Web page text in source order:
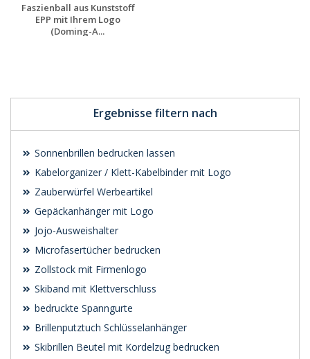
Ergebnisse filtern nach
Sonnenbrillen bedrucken lassen
Kabelorganizer / Klett-Kabelbinder mit Logo
Zauberwürfel Werbeartikel
Gepäckanhänger mit Logo
Jojo-Ausweishalter
Microfasertücher bedrucken
Zollstock mit Firmenlogo
Skiband mit Klettverschluss
bedruckte Spanngurte
Brillenputztuch Schlüsselanhänger
Skibrillen Beutel mit Kordelzug bedrucken
Faszienball aus Kunststoff
EPP mit Ihrem Logo
(Doming-A...